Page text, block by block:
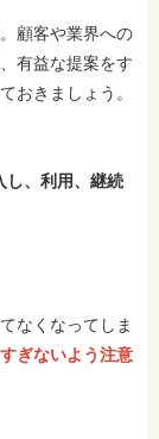
顧客や業界への
有益な提案をす
おきましょう。
、利用、継続
なくなってしま
ぎないよう注意